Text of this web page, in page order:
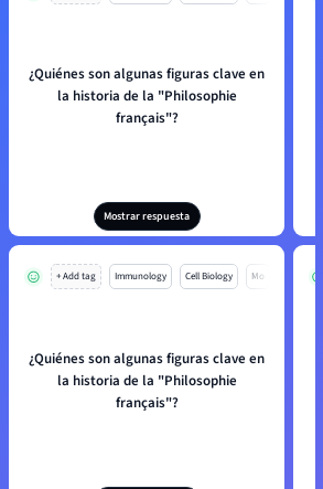
¿Quiénes son algunas figuras clave en
la historia de la "Philosophie
français"?
Mostrar respuesta
+ Add tag Immunology Cell Biology Mo
¿Quiénes son algunas figuras clave en
la historia de la "Philosophie
français"?